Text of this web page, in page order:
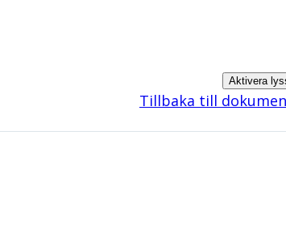
Aktivera
Tillbaka till